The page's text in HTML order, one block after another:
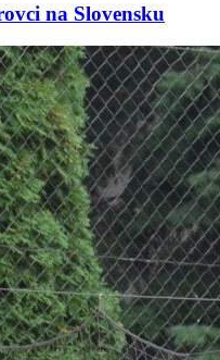
na Slovensku